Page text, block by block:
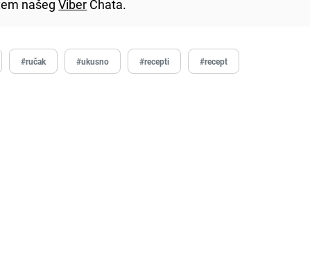
našegViber Chata.
#ručak #ukusno #recepti #recept